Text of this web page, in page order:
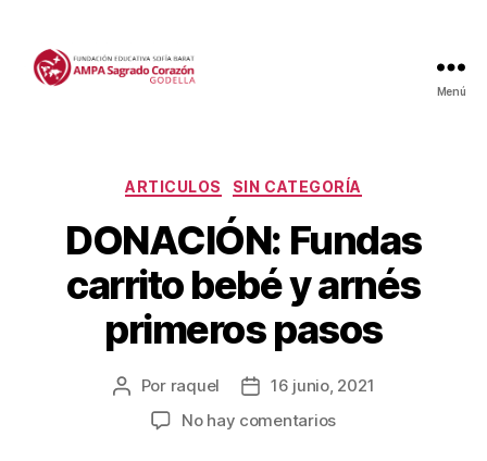
Menú
Categorías
ARTICULOS SIN CATEGORÍA
DONACIÓN: Fundas
carrito bebé y arnés
primeros pasos
Autor
Por raquel
Fecha16 junio, 2021
No hay comentariosen